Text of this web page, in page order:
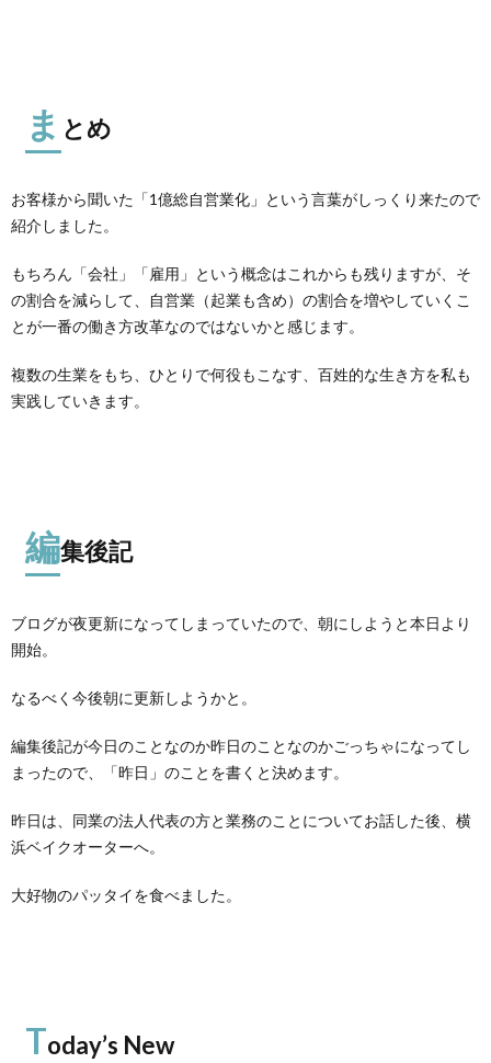
ま とめ
お客様から聞いた「1億総自営業化」という言葉がしっくり来たので
紹介しました。
もちろん「会社」「雇用」という概念はこれからも残りますが、そ
の割合を減らして、自営業（起業も含め）の割合を増やしていくこ
とが一番の働き方改革なのではないかと感じます。
複数の生業をもち、ひとりで何役もこなす、百姓的な生き方を私も
実践していきます。
編集後記
ブログが夜更新になってしまっていたので、朝にしようと本日より
開始。
なるべく今後朝に更新しようかと。
編集後記が今日のことなのか昨日のことなのかごっちゃになってし
まったので、「昨日」のことを書くと決めます。
昨日は、同業の法人代表の方と業務のことについてお話した後、横
浜ベイクオーターへ。
大好物のパッタイを食べました。
Today’s New